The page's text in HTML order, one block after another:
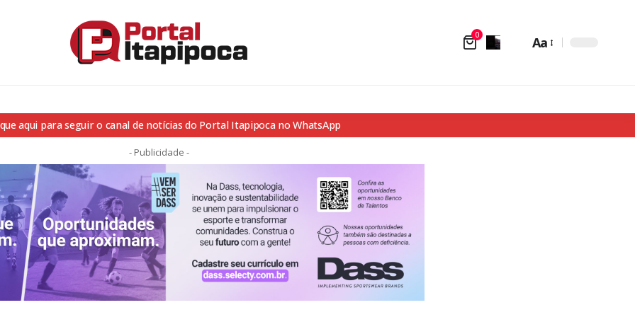
0 Aa
aqui para seguir o canal de notícias do Portal Itapipoca no WhatsApp
- Publicidade -